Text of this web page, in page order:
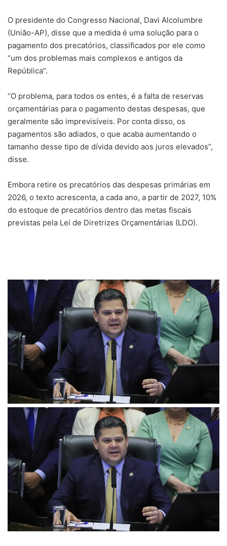
O presidente do Congresso Nacional, Davi Alcolumbre
(União-AP), disse que a medida é uma solução para o
pagamento dos precatórios, classificados por ele como
“um dos problemas mais complexos e antigos da
República”.
“O problema, para todos os entes, é a falta de reservas
orçamentárias para o pagamento destas despesas, que
geralmente são imprevisíveis. Por conta disso, os
pagamentos são adiados, o que acaba aumentando o
tamanho desse tipo de dívida devido aos juros elevados”,
disse.
Embora retire os precatórios das despesas primárias em
2026, o texto acrescenta, a cada ano, a partir de 2027, 10%
do estoque de precatórios dentro das metas fiscais
previstas pela Lei de Diretrizes Orçamentárias (LDO).